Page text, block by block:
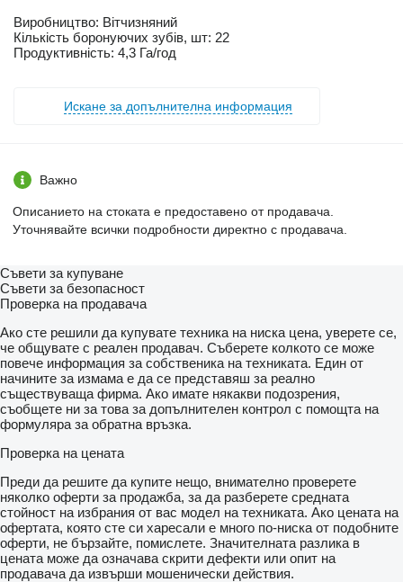
Виробництво: Вітчизняний
Кількість боронуючих зубів, шт: 22
Продуктивність: 4,3 Га/год
Искане за допълнителна информация
Важно
Описанието на стоката е предоставено от продавача.
Уточнявайте всички подробности директно с продавача.
Съвети за купуване
Съвети за безопасност
Проверка на продавача
Ако сте решили да купувате техника на ниска цена, уверете се,
че общувате с реален продавач. Съберете колкото се може
повече информация за собственика на техниката. Един от
начините за измама е да се представяш за реално
съществуваща фирма. Ако имате някакви подозрения,
съобщете ни за това за допълнителен контрол с помощта на
формуляра за обратна връзка.
Проверка на цената
Преди да решите да купите нещо, внимателно проверете
няколко оферти за продажба, за да разберете средната
стойност на избрания от вас модел на техниката. Ако цената на
офертата, която сте си харесали е много по-ниска от подобните
оферти, не бързайте, помислете. Значителната разлика в
цената може да означава скрити дефекти или опит на
продавача да извърши мошенически действия.